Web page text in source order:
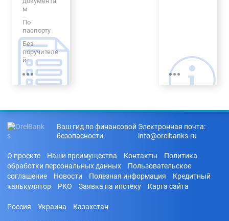
м
По
паспорту
Без
поручителе
й
Долгосрочн
ый
КИ
проверки
КИ
без отказа
просрочка
ми
Ваш гид по финансовой
безопасности
Электронная почта:
info@orelbanks.ru
О проекте Наши преимущества Контакты
Политика
обработки персональных данных
Пользовательское
соглашение
Новости Полезная информация
Кредитный
калькулятор
РКО Заявка на ипотеку Карта сайта
Россия Украина Казахстан